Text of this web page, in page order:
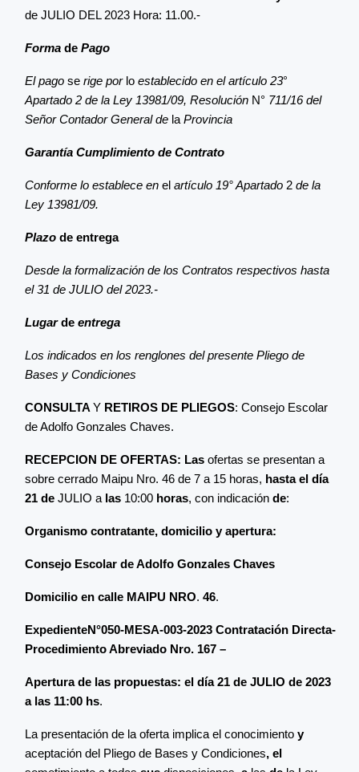
de JULIO DEL 2023 Hora: 11.00.-
Forma de Pago
El pago se rige por lo establecido en el artículo 23°
Apartado 2 de la Ley 13981/09, Resolución N° 711/16 del
SeñorContador General de la Provincia
Garantía Cumplimiento de Contrato
Conforme lo establece en el artículo 19° Apartado 2 de la
Ley 13981/09.
Plazo de entrega
Desde la formalización de los Contratos respectivos hasta
el 31 de JULIO del 2023.-
Lugarde entrega
Los indicados en los renglones del presente Pliego de
Bases y Condiciones
CONSULTA Y RETIROS DE PLIEGOS: Consejo Escolar
de Adolfo Gonzales Chaves.
RECEPCION DE OFERTAS: Las ofertas se presentan a
sobre cerrado Maipu Nro. 46 de 7 a 15 horas, hasta el día
21 de JULIO a las 10:00 horas, con indicación de:
Organismo contratante, domicilio y apertura:
Consejo Escolar de Adolfo Gonzales Chaves
Domicilio en calle MAIPU NRO. 46.
ExpedienteN°050-MESA-003-2023 Contratación Directa-
Procedimiento Abreviado Nro. 167 –
Apertura de las propuestas: el día 21 de JULIO de 2023
a las 11:00 hs.
La presentación de la oferta implica el conocimiento y
aceptación del Pliego de Bases y Condiciones, el